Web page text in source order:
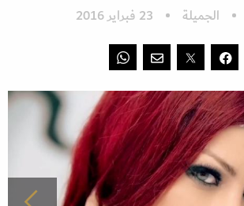
الجميلة 23 فبراير 2016